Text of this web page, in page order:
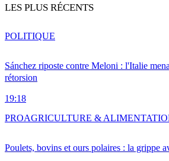
LES PLUS RÉCENTS
Sánchez riposte contre Meloni : l'Italie
rétorsion
19:18
POLITIQUE
Poulets, bovins et ours polaires : la grippe
PROAGRICULTURE &